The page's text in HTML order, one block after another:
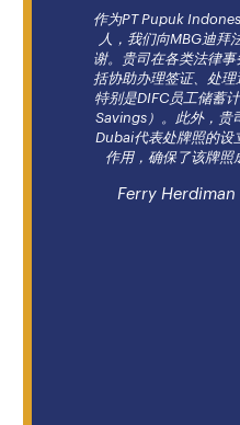
作为PT Pupuk
人，我们向MBG迪拜
谢。贵司在各类法律
括协助办理签证、处理
特别是DIFC员工储蓄
Savings）。此外，贵
Dubai代表处牌照的设
作用，确保了该牌照
Ferry Herdiman